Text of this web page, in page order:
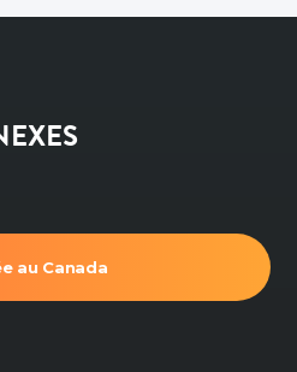
au Canada